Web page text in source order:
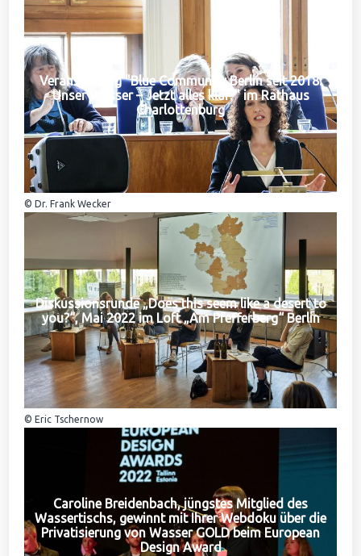
Veranstaltung "Blue Community Berlin seit 2018:
Unser Wasser – Jetzt alles klar?" im Rathaus
Charlottenburg
© Dr. Frank Wecker
Diskussionsrunde „Does this seem like a desert to
you?“, Mai 2022 im Loft „Am Pfefferberg“ Berlin
© Eric Tschernow
Caroline Breidenbach, jüngstes Mitglied des
Wassertischs, gewinnt mit Ihrer Webdoku über die
Privatisierung von Wasser GOLD beim European
Design Award